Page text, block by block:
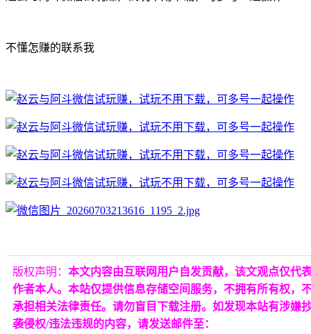
不懂怎赚的联系我
版权声明： 本文内容由互联网用户自发贡献，该文观点仅代
作者本人。本站仅提供信息存储空间服务，不拥有所有权，
承担相关法律责任。请勿盲目下载注册。如发现本站有涉嫌
袭侵权/违法违规的内容，请发送邮件至：